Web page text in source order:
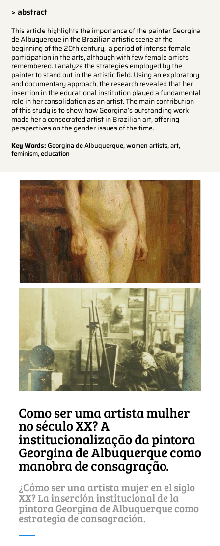
> abstract
This article highlights the importance of the painter Georgina
de Albuquerque in the Brazilian artistic scene at the
beginning of the 20th century, a period of intense female
participation in the arts, although with few female artists
remembered. I analyze the strategies employed by the
painter to stand out in the artistic field. Using an exploratory
and documentary approach, the research revealed that her
insertion in the educational institution played a fundamental
role in her consolidation as an artist. The main contribution
of this study is to show how Georgina’s outstanding work
made her a consecrated artist in Brazilian art, offering
perspectives on the gender issues of the time.
Key Words:Georgina de Albuquerque, women artists, art,
feminism, education
Como ser uma artista mulher
no século XX? A
institucionalização da pintora
Georgina de Albuquerque como
manobra de consagração.
¿Cómo ser una artista mujer en el siglo
XX? La inserción institucional de la
pintora Georgina de Albuquerque como
estrategia de consagración.